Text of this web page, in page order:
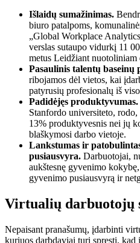
Išlaidų sumažinimas.
biuro patalpoms,
„Global Workplace
verslas sutaupo vidurkį 11
metus Leidžiant nuotoliniam
Pasaulinis talentų baseinų
ribojamos dėl vietos, kai
patyrusių profesionalų iš
Padidėjęs produktyvumas.
Stanfordo universiteto,
13% produktyvesnis nei jų
blaškymosi darbo vietoje.
Lankstumas ir
pusiausvyra. Darbuotojai,
aukštesnę gyvenimo
gyvenimo pusiausvyrą ir
Virtualių darbuotojų
Nepaisant pranašumų, įdarbinti
kuriuos darbdaviai turi spręsti,